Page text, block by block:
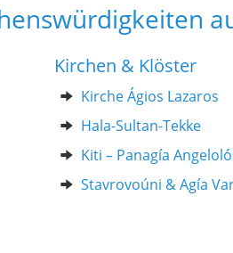
Kirchen & Klöster
Kirche Ágios Lazaros
Hala-Sultan-Tekke
Kiti – Panagía
Stavrovoúni & Agía